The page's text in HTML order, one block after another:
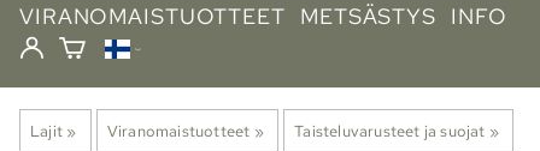
VIRANOMAISTUOTTEET METSÄSTYS INFO
Lajit ‪» Viranomaistuotteet ‪» Taisteluvarusteet ja suojat ‪»